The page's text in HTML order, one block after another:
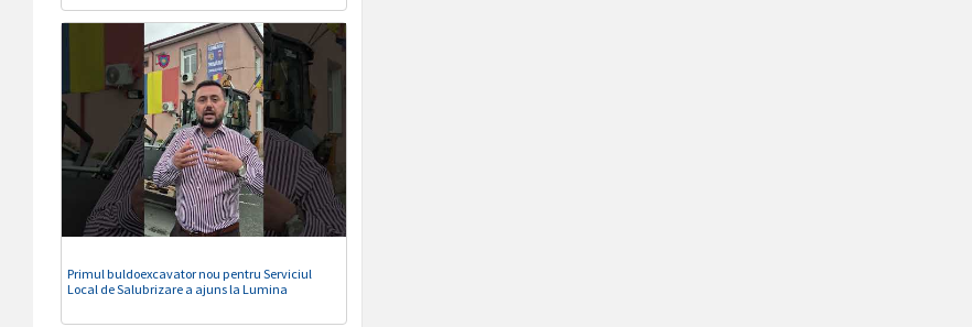
Primul buldoexcavator nou pentru Serviciul
Local de Salubrizare a ajuns la Lumina